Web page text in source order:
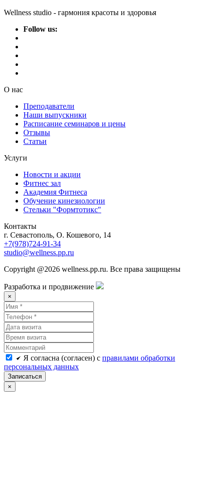
Wellness studio - гармония красоты и здоровья
Follow us:
О нас
Преподаватели
Наши выпускники
Расписание семинаров и цены
Отзывы
Статьи
Услуги
Новости и акции
Фитнес зал
Академия Фитнеса
Обучение кинезиологии
Стельки "Формтотикс"
Контакты
г. Севастополь, О. Кошевого, 14
+7(978)724-91-34
studio@wellness.pp.ru
Copyright @2026 wellness.pp.ru. Все права защищены
Разработка и продвижение
×
Я согласна (согласен) с правилами обработки
персональных данных
Записаться
×